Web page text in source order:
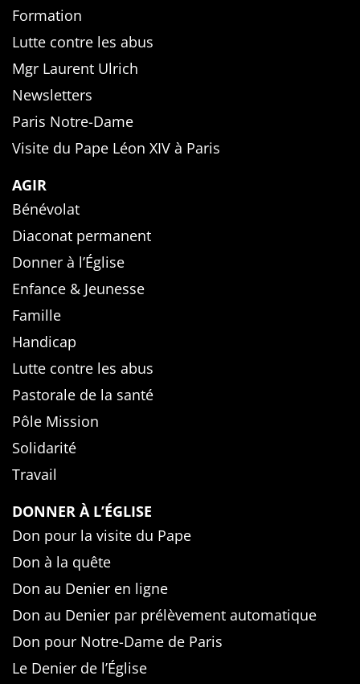
Formation
Lutte contre les abus
Mgr Laurent Ulrich
Newsletters
Paris Notre-Dame
Visite du Pape Léon XIV à Paris
AGIR
Bénévolat
Diaconat permanent
Donner à l’Église
Enfance & Jeunesse
Famille
Handicap
Lutte contre les abus
Pastorale de la santé
Pôle Mission
Solidarité
Travail
DONNER À L’ÉGLISE
Don pour la visite du Pape
Don à la quête
Don au Denier en ligne
Don au Denier par prélèvement automatique
Don pour Notre-Dame de Paris
Le Denier de l’Église